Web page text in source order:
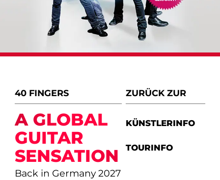
40 FINGERS
A GLOBAL
GUITAR
SENSATION
Back in Germany 2027
ZURÜCK ZUR
KÜNSTLERINFO
TOURINFO